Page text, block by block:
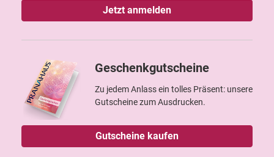
Jetzt anmelden
Geschenkgutscheine
Zu jedem Anlass ein tolles Präsent: unsere
Gutscheine zum Ausdrucken.
Gutscheine kaufen